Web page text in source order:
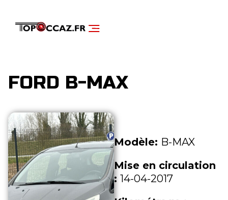
FORD B-MAX
Modèle: B-MAX
Mise en circulation
: 14-04-2017